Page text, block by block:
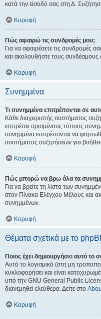
κατά την είσοδό σας στη Δ.
Κορυφή
Πώς αφαιρώ τις συνδρομές μου;
Για να αφαιρέσετε τις συνδρομές
και ακολουθήστε τους συνδέσμους
Κορυφή
Συνημμένα
Τι συνημμένα επιτρέπονται σε
Κάθε διαχειριστής συστήματος
επιτρέπει ορισμένους τύπους
συνημμένα επιτρέπονται να
συστήματος συζητήσεων για
Κορυφή
Πώς μπορώ να βρω όλα τα
Για να βρείτε τη λίστα των
στον Πίνακα Ελέγχου Μέλους και
συνημμένων.
Κορυφή
Θέματα σχετικά με το
Ποιος έχει δημιουργήσει αυτό
Αυτό το λογισμικό (στη μη
κυκλοφορήσει και είναι
υπό την GNU General Public
διανεμηθεί ελεύθερα. Δείτε στο
Κορυφή